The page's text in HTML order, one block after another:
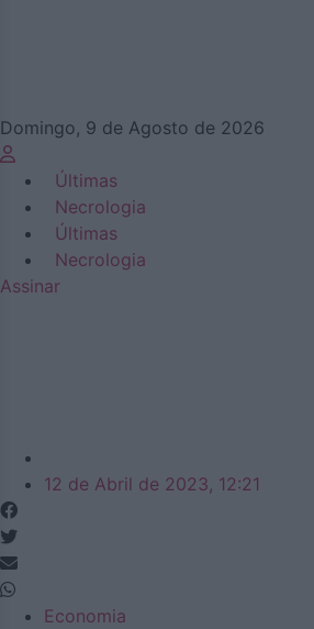
Domingo, 9 de Agosto de 2026
Últimas
Necrologia
Últimas
Necrologia
Assinar
12 de Abril de 2023, 12:21
Economia